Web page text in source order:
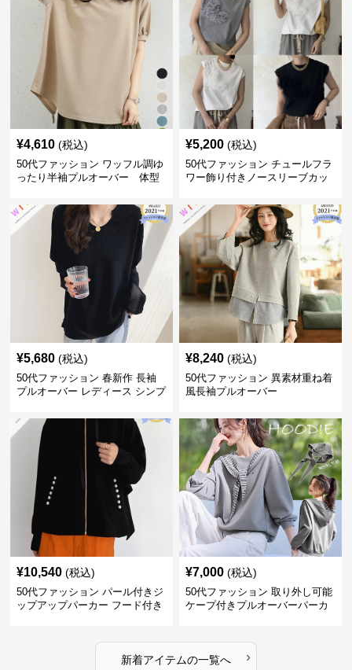
¥4,610 (税込)
50代ファッション ワッフル調ゆ
ったり半袖プルオーバー 体型
¥5,200 (税込)
50代ファッション チュールフラ
ワー飾り付きノースリーブカッ
¥5,680 (税込)
50代ファッション 春新作 長袖
プルオーバー レディース シンプ
¥8,240 (税込)
50代ファッション 異素材重ね着
風長袖プルオーバー
¥10,540 (税込)
50代ファッション パール付きジ
ップアップパーカー フード付き
¥7,000 (税込)
50代ファッション 取り外し可能
ケープ付きプルオーバーパーカ
新着アイテムの一覧へ ›